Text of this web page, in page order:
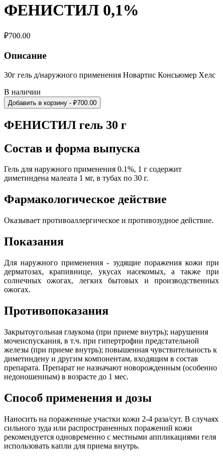
ФЕНИСТИЛ 0,1%
₽700.00
Описание
30г гель д/наружного применения Новартис Консьюмер Хелс
В наличии
Добавить в корзину - ₽700.00
ФЕНИСТИЛ гель 30 г
Состав и форма выпуска
Гель для наружного применения 0.1%, 1 г содержит
диметиндена малеата 1 мг, в тубах по 30 г.
Фармакологическое действие
Оказывает противоаллергическое и противозудное действие.
Показания
Для наружного применения - зудящие поражения кожи при
дерматозах, крапивнице, укусах насекомых, а также при
солнечных ожогах, легких бытовых и производственных
ожогах.
Противопоказания
Закрытоугольная глаукома (при приеме внутрь); нарушения
мочеиспускания, в т.ч. при гипертрофии предстательной
железы (при приеме внутрь); повышенная чувствительность к
диметиндену и другим компонентам, входящим в состав
препарата. Препарат не назначают новорожденным (особенно
недоношенным) в возрасте до 1 мес.
Способ применения и дозы
Наносить на пораженные участки кожи 2-4 раза/сут. В случаях
сильного зуда или распространенных поражений кожи
рекомендуется одновременно с местными аппликациями геля
использовать капли для приема внутрь.